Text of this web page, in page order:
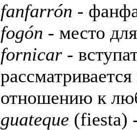
fanfarrón -
fogón - место
fornicar -
отношению к
guateque (fiesta)